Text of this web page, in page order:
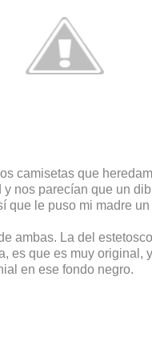
camisetas que
nos parecían que un
que le puso mi madre un
ambas. La del
es que es muy original,
en ese fondo negro.